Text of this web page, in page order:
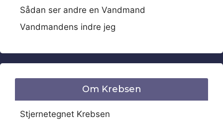
Sådan ser andre en Vandmand
Vandmandens indre jeg
Om Krebsen
Stjernetegnet Krebsen